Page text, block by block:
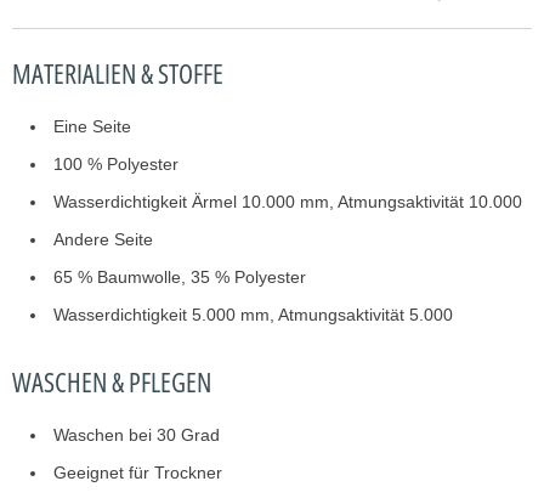
MATERIALIEN & STOFFE
Eine Seite
100 % Polyester
Wasserdichtigkeit Ärmel 10.000 mm, Atmungsaktivität 10.000
Andere Seite
65 % Baumwolle, 35 % Polyester
Wasserdichtigkeit 5.000 mm, Atmungsaktivität 5.000
WASCHEN & PFLEGEN
Waschen bei 30 Grad
Geeignet für Trockner